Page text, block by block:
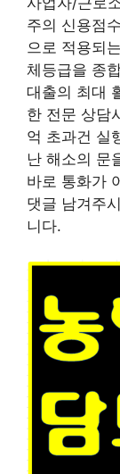
주의 신용점
으로 적용되
체등급을 종
대출의 최대
한 전문 상담
억 초과건 실
난 해소의 문
바로 통화가
댓글 남겨주
니다.